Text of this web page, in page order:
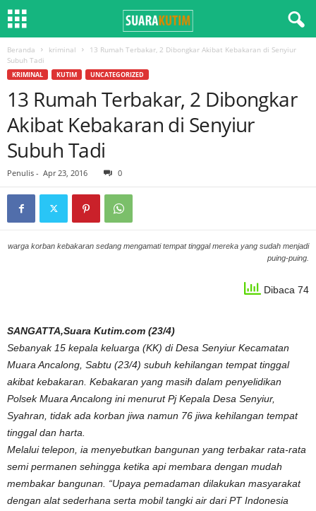
Beranda kriminal
13 Rumah Terbakar, 2 Dibongkar Akibat Kebakaran di Senyiur
Subuh Tadi
KRIMINAL KUTIM UNCATEGORIZED
13 Rumah Terbakar, 2 Dibongkar
Akibat Kebakaran di Senyiur
Subuh Tadi
Penulis - Apr 23, 2016 0
warga korban kebakaran sedang mengamati tempat tinggal mereka yang sudah menjadi
puing-puing.
Dibaca 74
SANGATTA,Suara Kutim.com (23/4)
Sebanyak 15 kepala keluarga (KK) di Desa Senyiur Kecamatan
Muara Ancalong, Sabtu (23/4) subuh kehilangan tempat tinggal
akibat kebakaran. Kebakaran yang masih dalam penyelidikan
Polsek Muara Ancalong ini menurut Pj Kepala Desa Senyiur,
Syahran, tidak ada korban jiwa namun 76 jiwa kehilangan tempat
tinggal dan harta.
Melalui telepon, ia menyebutkan bangunan yang terbakar rata-rata
semi permanen sehingga ketika api membara dengan mudah
membakar bangunan. “Upaya pemadaman dilakukan masyarakat
dengan alat sederhana serta mobil tangki air dari PT Indonesia